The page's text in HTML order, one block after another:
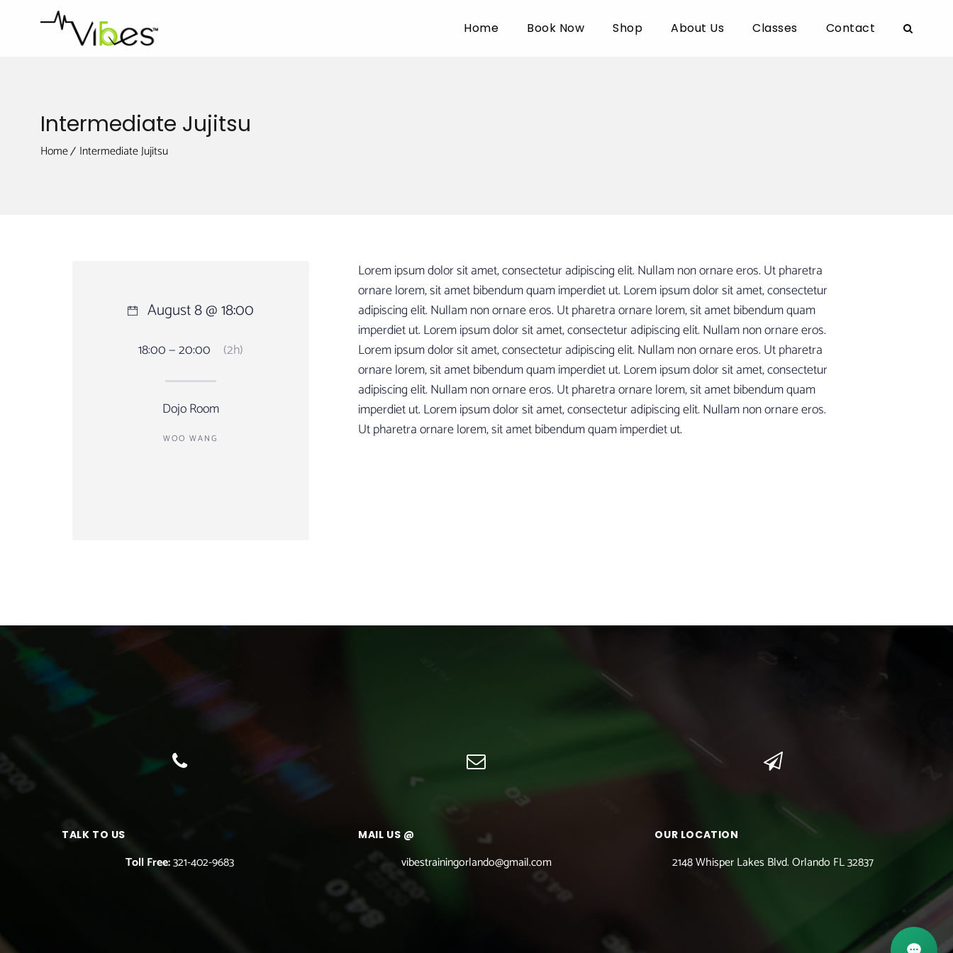
Home Book Now Shop About Us Classes Contact
Intermediate Jujitsu
Home Intermediate Jujitsu
Lorem ipsum dolor sit amet, consectetur adipiscing elit. Nullam non ornare eros. Ut pharetra
ornare lorem, sit amet bibendum quam imperdiet ut. Lorem ipsum dolor sit amet, consectetur
adipiscing elit. Nullam non ornare eros. Ut pharetra ornare lorem, sit amet bibendum quam
imperdiet ut. Lorem ipsum dolor sit amet, consectetur adipiscing elit. Nullam non ornare eros.
Lorem ipsum dolor sit amet, consectetur adipiscing elit. Nullam non ornare eros. Ut pharetra
ornare lorem, sit amet bibendum quam imperdiet ut. Lorem ipsum dolor sit amet, consectetur
adipiscing elit. Nullam non ornare eros. Ut pharetra ornare lorem, sit amet bibendum quam
imperdiet ut. Lorem ipsum dolor sit amet, consectetur adipiscing elit. Nullam non ornare eros.
Ut pharetra ornare lorem, sit amet bibendum quam imperdiet ut.
August 8 @ 18:00
18:00 — 20:00 (2h)
Dojo Room
WOO WANG
TALK TO US
Toll Free:321-402-9683
MAIL US @
vibestrainingorlando@gmail.com
OUR LOCATION
2148 Whisper Lakes Blvd. Orlando FL 32837